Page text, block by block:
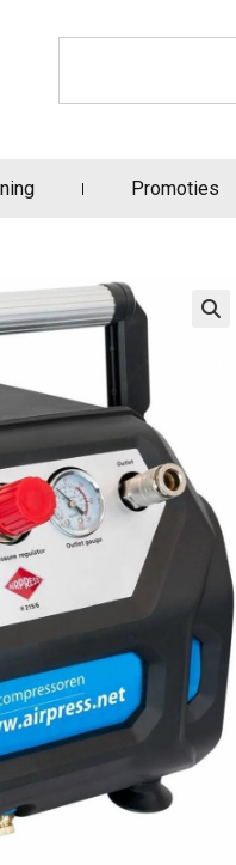
Promoties